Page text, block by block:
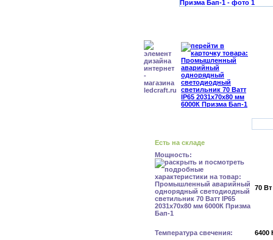
Есть на складе
Мощность:
70 Вт
Температура свечения: 6400